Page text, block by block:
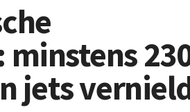
jets